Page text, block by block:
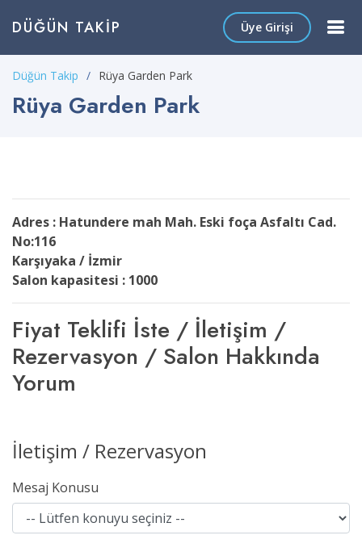
DÜĞÜN TAKIP Üye Girişi
Düğün Takip Rüya Garden Park
Rüya Garden Park
Adres : Hatundere mah Mah. Eski foça Asfaltı Cad.
No:116
Karşıyaka / İzmir
Salon kapasitesi : 1000
Fiyat Teklifi İste / İletişim /
Rezervasyon / Salon Hakkında
Yorum
İletişim / Rezervasyon
Mesaj Konusu